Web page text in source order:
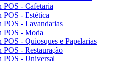
POS - Cafetaria
POS - Estética
POS - Lavandarias
POS - Moda
POS - Quiosques e Papelarias
POS - Restauração
POS - Universal